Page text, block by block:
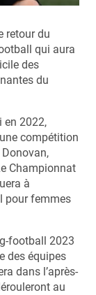
retour du
qui aura
des
du
en 2022,
compétition
Championnat
à
pour femmes
football 2023
des équipes
dans l’après-
au